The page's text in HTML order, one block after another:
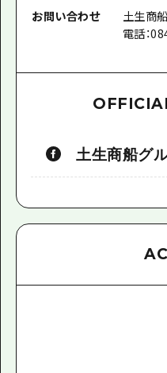
お問い合わせ
土生商
電話：
土生商船グ